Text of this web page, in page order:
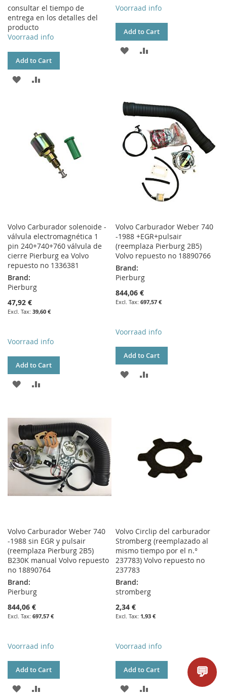
consultar el tiempo de
entrega en los detalles del
producto
Voorraad info
Add to Cart
ADD
LIST
Voorraad info
Add to Cart
ADD
LIST
Volvo Carburador solenoide -
válvula electromagnética 1
pin 240+740+760 válvula de
cierre Pierburg ea Volvo
repuesto no 1336381
Brand:
Pierburg
47,92 €
39,60 €
Voorraad info
Add to Cart
ADD
WISH
LIST
COMPARE
Volvo Carburador Weber 740
-1988 +EGR+pulsair
(reemplaza Pierburg 2B5)
Volvo repuesto no 18890766
Brand:
Pierburg
844,06 €
697,57 €
Voorraad info
Add to Cart
ADD
Volvo Carburador Weber 740
-1988 sin EGR y pulsair
(reemplaza Pierburg 2B5)
B230K manual Volvo repuesto
no 18890764
Brand:
Pierburg
844,06 €
697,57 €
Voorraad info
Add to Cart
ADD
Volvo Circlip del carburador
Stromberg (reemplazado al
mismo tiempo por el n.°
237783) Volvo repuesto no
237783
Brand:
stromberg
2,34 €
1,93 €
Voorraad info
Add to Cart
ADD
💬